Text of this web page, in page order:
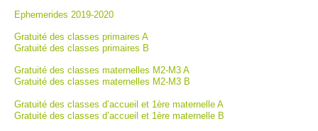
Ephemerides 2019-2020
Gratuité des classes primaires A
Gratuité des classes primaires B
Gratuité des classes maternelles M2-M3 A
Gratuité des classes maternelles M2-M3 B
Gratuité des classes d’accueil et 1ère maternelle A
Gratuité des classes d’accueil et 1ère maternelle B